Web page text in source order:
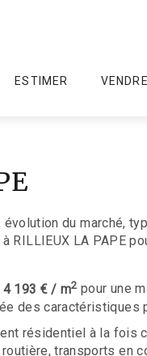
ESTIMER VENDRE
évolution du marché,
LA PAPE
4 193 € / m2 pour une
des caractéristiques
résidentiel à la fois
transports en